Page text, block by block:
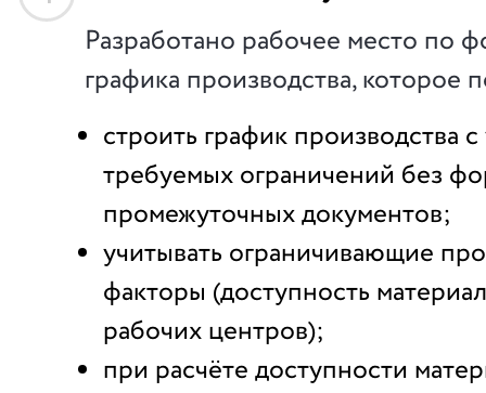
Разработано рабочее место по
графика производства, которое
строить график производства
требуемых ограничений без
промежуточных документов;
учитывать ограничивающие
факторы (доступность
рабочих центров);
при расчёте доступности